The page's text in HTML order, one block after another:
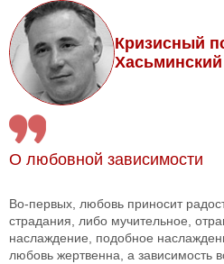
Кризисный
Хасьминский
О любовной зависимости
Во-первых, любовь приносит
страдания, либо мучительное,
наслаждение, подобное
любовь жертвенна, а зависимость